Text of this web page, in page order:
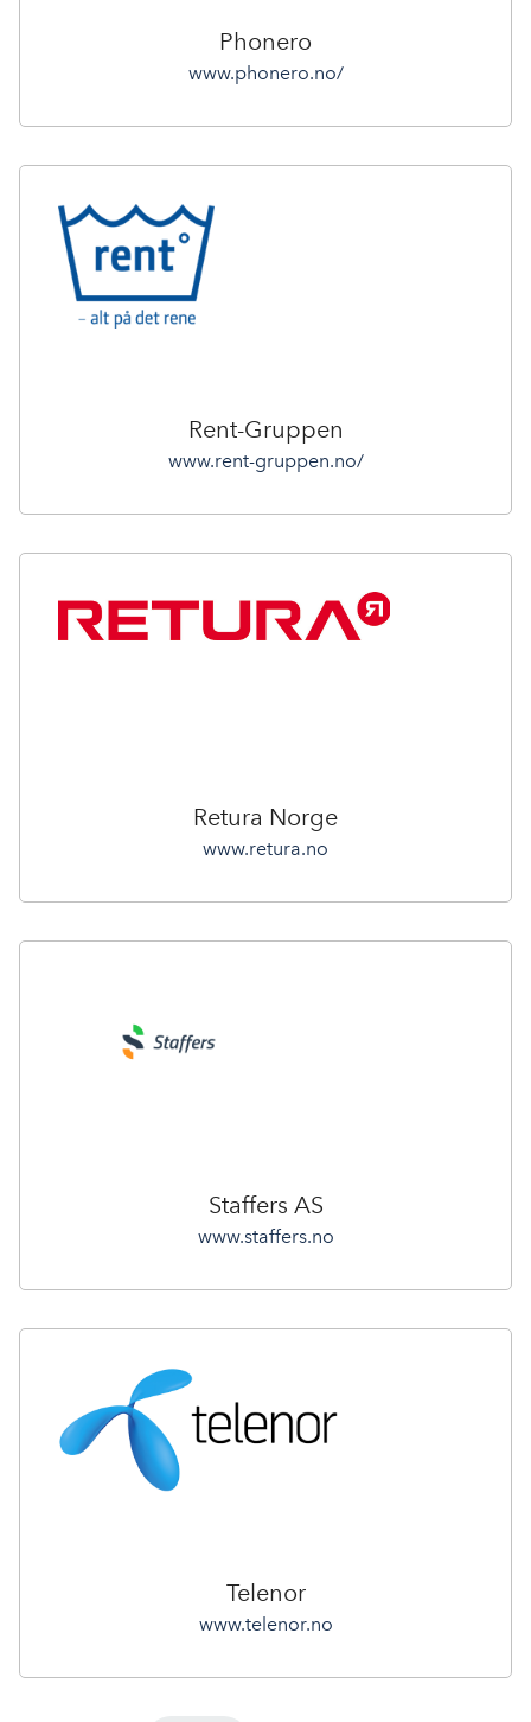
Phonero
www.phonero.no/
Rent-Gruppen
www.rent-gruppen.no/
Retura Norge
www.retura.no
Staffers AS
www.staffers.no
Telenor
www.telenor.no